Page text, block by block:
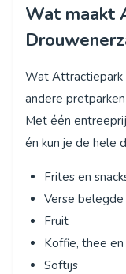
Wat maakt
Wat Attractiepark
andere
Met één
én kun je de hele
Frites en
Verse
Fruit
Koffie, thee
Softijs